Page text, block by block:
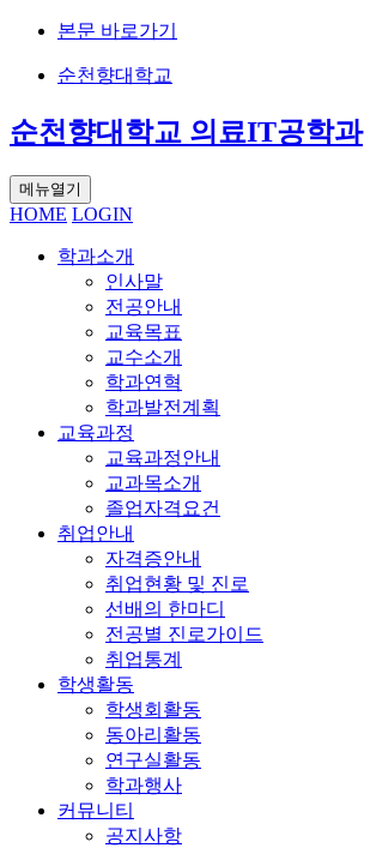
본문 바로가기
순천향대학교
순천향대학교 의료IT공학과
메뉴열기
HOME LOGIN
학과소개
인사말
전공안내
교육목표
교수소개
학과연혁
학과발전계획
교육과정
교육과정안내
교과목소개
졸업자격요건
취업안내
자격증안내
취업현황 및 진로
선배의 한마디
전공별 진로가이드
취업통계
학생활동
학생회활동
동아리활동
연구실활동
학과행사
커뮤니티
공지사항